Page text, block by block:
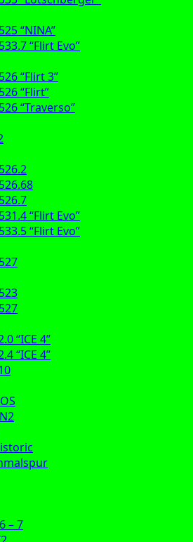
“NINA”
“Flirt Evo”
“Flirt 3”
“Flirt”
“Traverso”
“Flirt Evo”
“Flirt Evo”
“ICE 4”
“ICE 4”
– 7